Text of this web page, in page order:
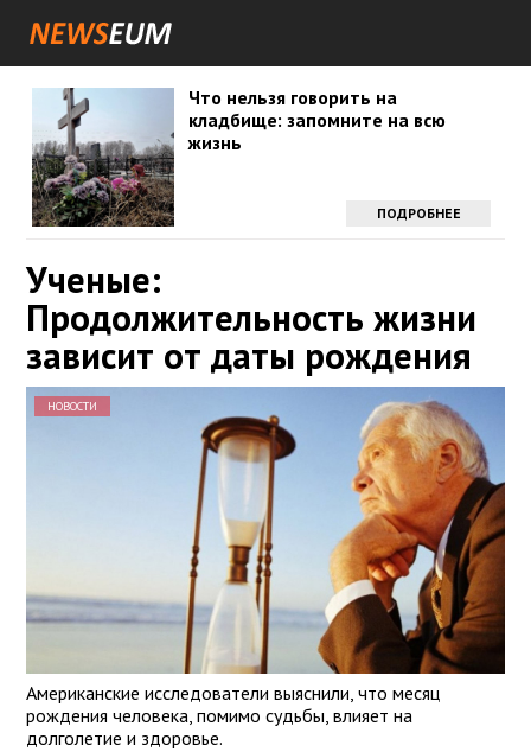
Что нельзя говорить на
кладбище: запомните на всю
жизнь
ПОДРОБНЕЕ
Ученые:
Продолжительность жизни
зависит от даты рождения
НОВОСТИ
Американские исследователи выяснили, что месяц
рождения человека, помимо судьбы, влияет на
долголетие и здоровье.